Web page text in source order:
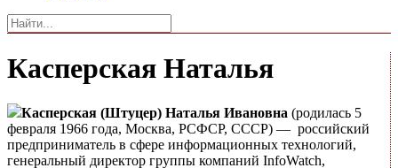
Касперская Наталья
Касперская (Штуцер) Наталья Ивановна (родилась 5
февраля 1966 года, Москва, РСФСР, СССР) — российский
предприниматель в сфере информационных технологий,
генеральный директор группы компаний InfoWatch,